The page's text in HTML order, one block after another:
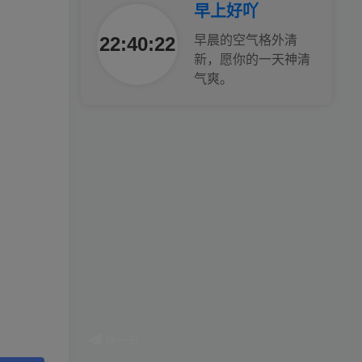
22:40:24
早上好吖
早晨的空气格外清
新，愿你的一天神清
气爽。